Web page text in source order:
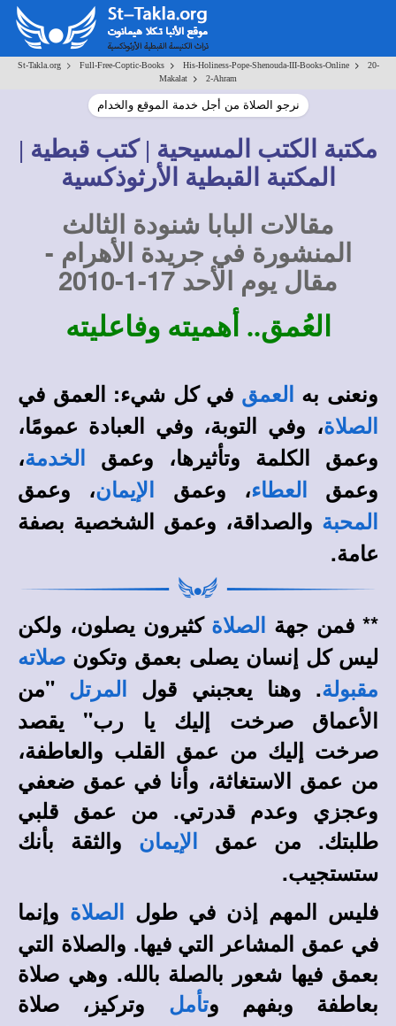
St-Takla.org> Full-Free-Coptic-Books> His-Holiness-Pope-Shenouda-III-Books-Online>
20-
Makalat
> 2-Ahram
نرجو الصلاة من أجل خدمة الموقع والخدام
مكتبة الكتب المسيحية | كتب قبطية |
المكتبة القبطية الأرثوذكسية
مقالات البابا شنودة الثالث
المنشورة في جريدة الأهرام -
مقال يوم الأحد 17-1-2010
العُمق.. أهميته وفاعليته
ونعنى به العمق في كل شيء: العمق في
الصلاة، وفي التوبة، وفي العبادة عمومًا،
وعمق الكلمة وتأثيرها، وعمق
الخدمة،
وعمق
العطاء، وعمق الإيمان، وعمق
المحبة والصداقة، وعمق الشخصية بصفة
عامة.
** فمن جهة الصلاة كثيرون يصلون، ولكن
ليس كل إنسان يصلى بعمق وتكون صلاته
مقبولة. وهنا يعجبني قول المرتل
"من
الأعماق صرخت إليك يا رب" يقصد
صرخت إليك من عمق القلب والعاطفة،
من عمق الاستغاثة، وأنا في عمق ضعفي
وعجزي وعدم قدرتي. من عمق قلبي
طلبتك. من عمق
الإيمان
والثقة بأنك
ستستجيب.
فليس المهم إذن في طول
الصلاة وإنما
في عمق المشاعر التي فيها. والصلاة التي
بعمق فيها شعور بالصلة بالله. وهي صلاة
بعاطفة وبفهم وتأمل
وتركيز، صلاة